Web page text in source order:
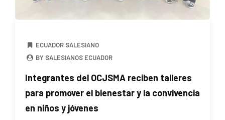
ECUADOR SALESIANO
BY SALESIANOS ECUADOR
Integrantes del OCJSMA reciben talleres
para promover el bienestar y la convivencia
en niños y jóvenes